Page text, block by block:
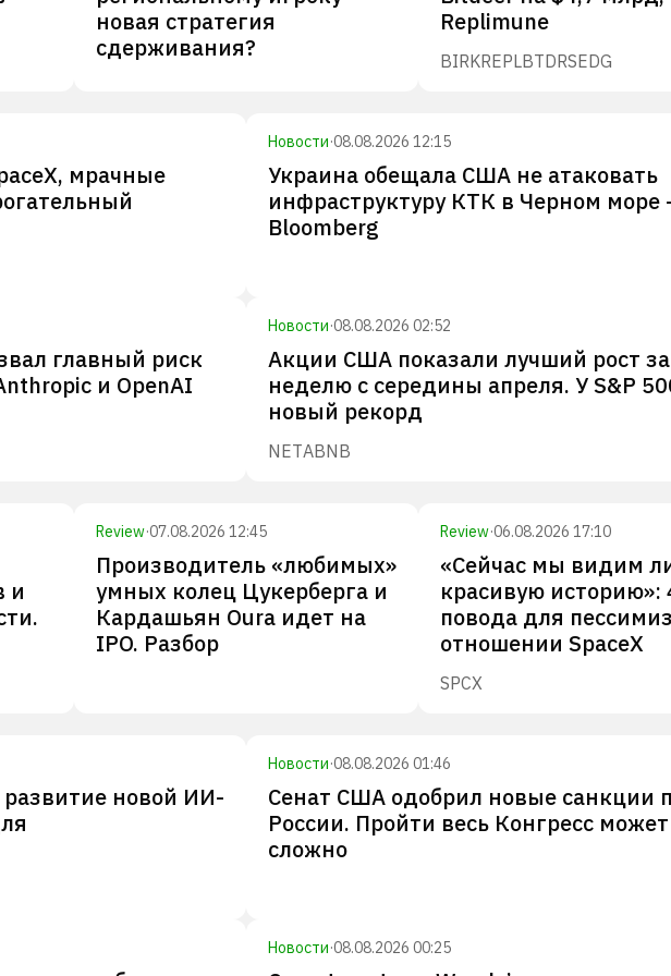
новая стратегия
сдерживания?
Replimune
BIRKREPLBTDRSEDG
мрачные
Новости·08.08.2026 12:15
Украина обещала США не атаковать
инфраструктуру КТК в Черном море
Bloomberg
главный риск
и OpenAI
Новости·08.08.2026 02:52
Акции США показали лучший рост за
неделю с середины апреля. У S&P
новый рекорд
NETABNB
и
Review·07.08.2026 12:45
Производитель «любимых»
умных колец Цукерберга и
Кардашьян Oura идет на
IPO. Разбор
Review·06.08.2026 17:10
«Сейчас мы видим
красивую историю»:
повода для
отношении SpaceX
SPCX
развитие новой ИИ-
Новости·08.08.2026 01:46
Сенат США одобрил новые санкции
России. Пройти весь Конгресс
сложно
Новости·08.08.2026 00:25